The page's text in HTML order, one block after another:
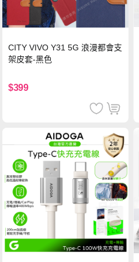
CITY VIVO Y31 5G 浪漫都會支
架皮套-黑色
$399